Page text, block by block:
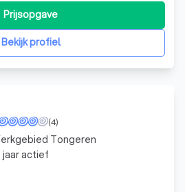
Bekijk profiel
Prijsopgave
(4)
Tongeren
jaar actief